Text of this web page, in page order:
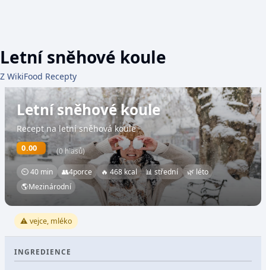
Letní sněhové koule
Z WikiFood Recepty
Letní sněhové koule
Recept na letní sněhová koule
0.00 (0 hlasů)
⏲ 40 min 👥4porce 🔥 468 kcal 📊 střední
🌿 léto
🌎Mezinárodní
⚠️ vejce, mléko
INGREDIENCE